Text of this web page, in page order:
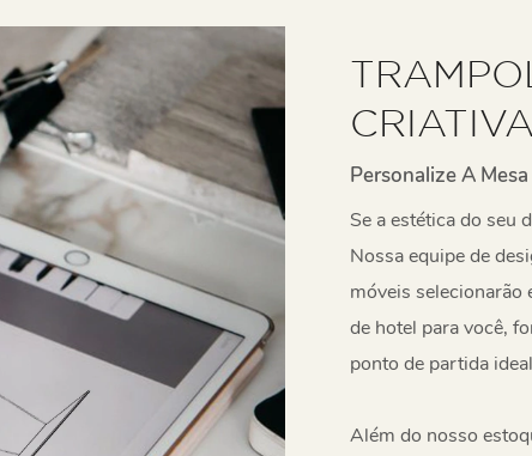
Personalize A
Se a estética do seu
Nossa equipe de
móveis selecionarão
de hotel para você,
ponto de partida
Além do nosso